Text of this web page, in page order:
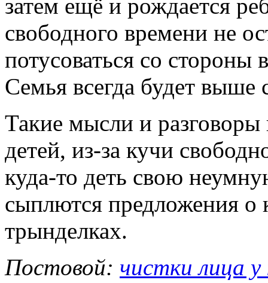
затем ещё и рождается
свободного времени не
потусоваться со стороны
Семья всегда будет
Такие мысли и разговоры
детей, из-за кучи
куда-то деть свою
сыплются предложения о
трынделках.
Постовой: чистки лица